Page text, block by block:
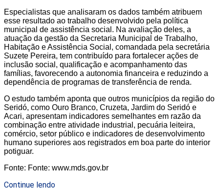
Especialistas que analisaram os dados também atribuem
esse resultado ao trabalho desenvolvido pela política
municipal de assistência social. Na avaliação deles, a
atuação da gestão da Secretaria Municipal de Trabalho,
Habitação e Assistência Social, comandada pela secretária
Suzete Pereira, tem contribuído para fortalecer ações de
inclusão social, qualificação e acompanhamento das
famílias, favorecendo a autonomia financeira e reduzindo a
dependência de programas de transferência de renda.
O estudo também aponta que outros municípios da região do
Seridó, como Ouro Branco, Cruzeta, Jardim do Seridó e
Acari, apresentam indicadores semelhantes em razão da
combinação entre atividade industrial, pecuária leiteira,
comércio, setor público e indicadores de desenvolvimento
humano superiores aos registrados em boa parte do interior
potiguar.
Fonte: Fonte: www.mds.gov.br
Continue lendo